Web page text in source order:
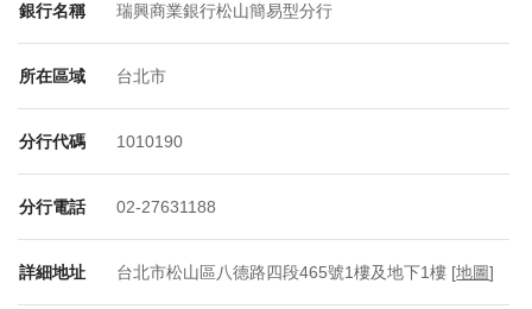
銀行名稱 瑞興商業銀行松山簡易型分行
所在區域 台北市
分行代碼 1010190
分行電話 02-27631188
詳細地址 台北市松山區八德路四段465號1樓及地下1樓 [地圖]